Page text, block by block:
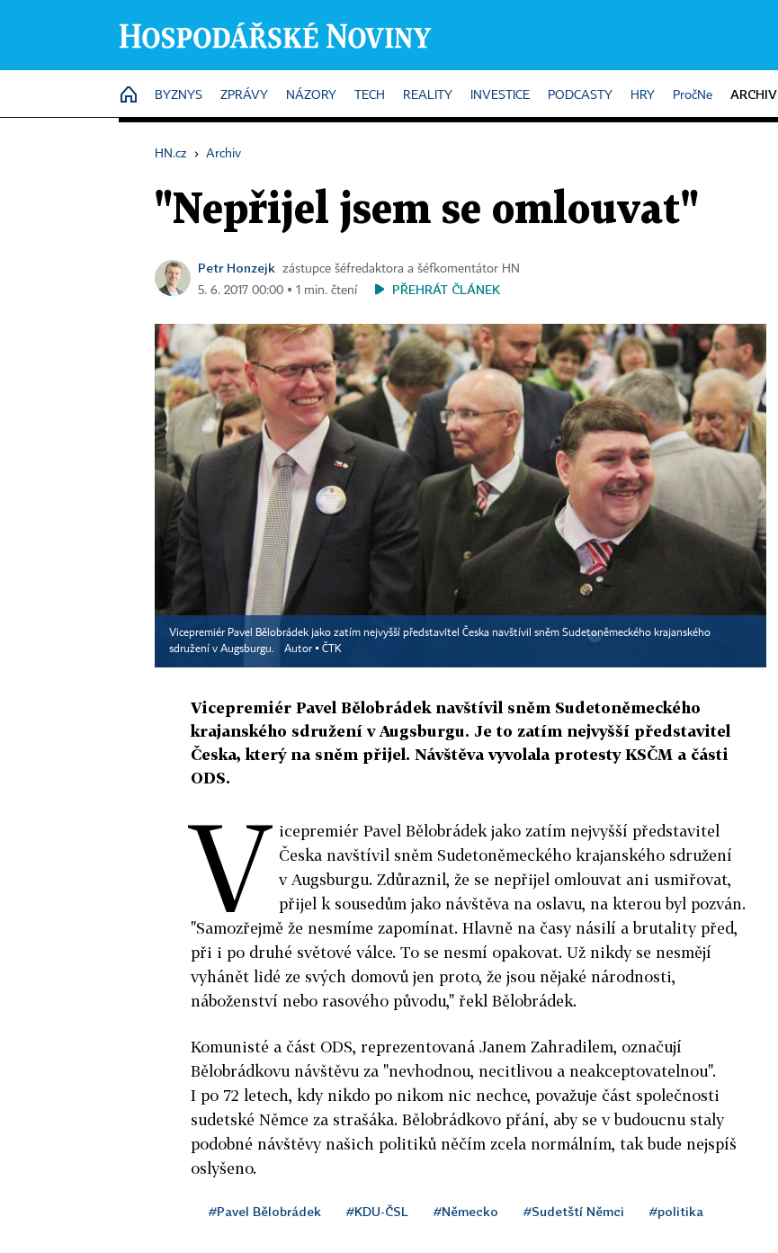
HOME
BYZNYS ZPRÁVY NÁZORY TECH REALITY INVESTICE PODCASTY HRY PročNe ARCHIV
HN.cz › Archiv
"Nepřijel jsem se omlouvat"
Petr Honzejk
zástupce šéfredaktora a šéfkomentátor HN
5. 6. 2017 00:00 ▪ 1 min. čtení
PŘEHRÁT ČLÁNEK
Vicepremiér Pavel Bělobrádek jako zatím nejvyšší představitel Česka navštívil sněm Sudetoněmeckého krajanského
sdružení v Augsburgu.
Autor ▪ ČTK
Vicepremiér Pavel Bělobrádek navštívil sněm Sudetoněmeckého
krajanského sdružení v Augsburgu. Je to zatím nejvyšší představitel
Česka, který na sněm přijel. Návštěva vyvolala protesty KSČM a části
ODS.
V icepremiér Pavel Bělobrádek jako zatím nejvyšší představitel
Česka navštívil sněm Sudetoněmeckého krajanského sdružení
v Augsburgu. Zdůraznil, že se nepřijel omlouvat ani usmiřovat,
přijel k sousedům jako návštěva na oslavu, na kterou byl pozván.
"Samozřejmě že nesmíme zapomínat. Hlavně na časy násilí a brutality před,
při i po druhé světové válce. To se nesmí opakovat. Už nikdy se nesmějí
vyhánět lidé ze svých domovů jen proto, že jsou nějaké národnosti,
náboženství nebo rasového původu," řekl Bělobrádek.
Komunisté a část ODS, reprezentovaná Janem Zahradilem, označují
Bělobrádkovu návštěvu za "nevhodnou, necitlivou a neakceptovatelnou".
I po 72 letech, kdy nikdo po nikom nic nechce, považuje část společnosti
sudetské Němce za strašáka. Bělobrádkovo přání, aby se v budoucnu staly
podobné návštěvy našich politiků něčím zcela normálním, tak bude nejspíš
oslyšeno.
#Pavel Bělobrádek #KDU-ČSL #Německo #Sudetští Němci #politika